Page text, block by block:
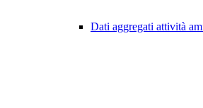
Dati aggregati attività